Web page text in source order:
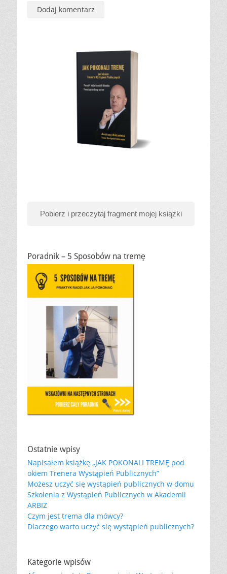
Pobierz i przeczytaj fragment mojej książki
Poradnik – 5 Sposobów na tremę
Ostatnie wpisy
Napisałem książkę „JAK POKONALI TREMĘ pod
okiem Trenera Wystąpień Publicznych”
Możesz uczyć się wystąpień publicznych w domu
Szkolenia z Wystąpień Publicznych w Akademii
ARBIZ
Czym jest trema dla mówcy?
Dlaczego warto uczyć się wystąpień publicznych?
Kategorie wpisów